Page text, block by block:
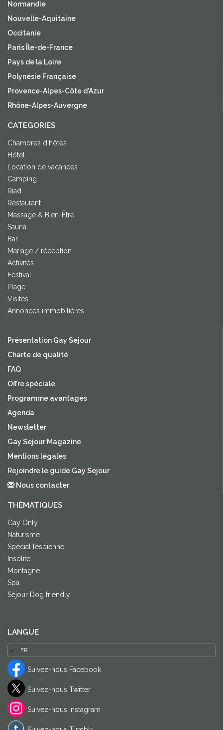
Normandie
Nouvelle-Aquitaine
Occitanie
Paris Île-de-France
Pays de la Loire
Polynésie Française
Provence-Alpes-Côte d'Azur
Rhône-Alpes-Auvergne
CATEGORIES
Chambres d'hôtes
Hôtel
Location de vacances
Camping
Riad
Restaurant
Massage & Bien-Être
Sauna
Bar
Mariage / réception
Activités
Festival
Plage
Visites
Annonces immobilières
Présentation Gay Sejour
Charte de qualité
FAQ
Offre spéciale
Programme avantages
Agenda
Newsletter
Gay Sejour Magazine
Mentions légales
Rejoindre le guide Gay Sejour
Nous contacter
THÈMATIQUES
Gay Only
Naturisme
Spécial lesbienne
Insolite
Montagne
Spa
Séjour Dog friendly
LANGUE
Suivez-nous Facebook
Suivez-nous Twitter
Suivez-nous Instagram